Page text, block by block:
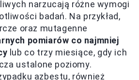
narzucają różne wymogi
badań. Na przykład,
oraz mutagenne
pomiarów co najmniej
lub co trzy miesiące, gdy ich
ustalone poziomy.
azbestu, również